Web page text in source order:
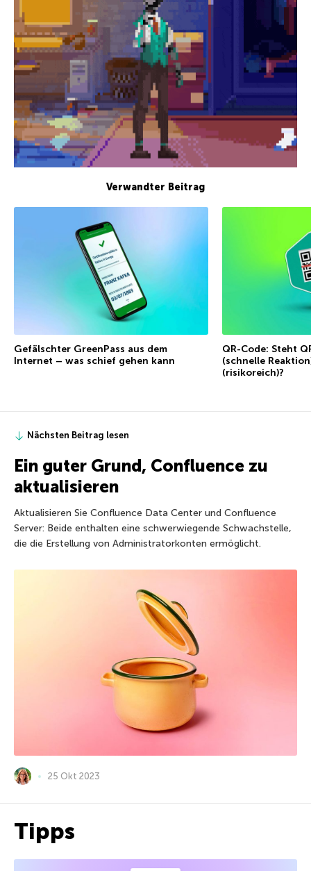
Verwandter Beitrag
Gefälschter GreenPass aus dem
Internet – was schief gehen kann
QR-Code: Steht
(schnelle
(risikoreich)?
Nächsten Beitrag lesen
Ein guter Grund, Confluence zu
aktualisieren
Aktualisieren Sie Confluence Data Center und Confluence
Server: Beide enthalten eine schwerwiegende Schwachstelle,
die die Erstellung von Administratorkonten ermöglicht.
25 Okt 2023
Tipps